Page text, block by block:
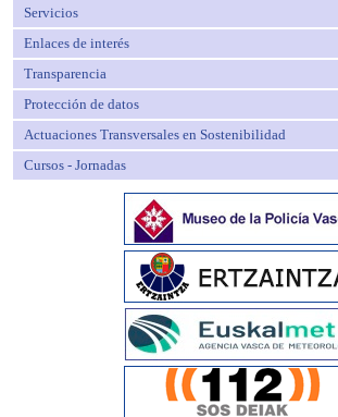
Servicios
Enlaces de interés
Transparencia
Protección de datos
Actuaciones Transversales en Sostenibilidad
Cursos - Jornadas